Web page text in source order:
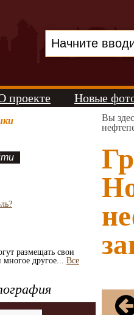
проекте Новые
размещать свои
многое другое... Все
Вы